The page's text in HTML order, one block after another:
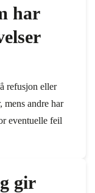
har
refusjon eller
mens andre har
eventuelle feil
gir